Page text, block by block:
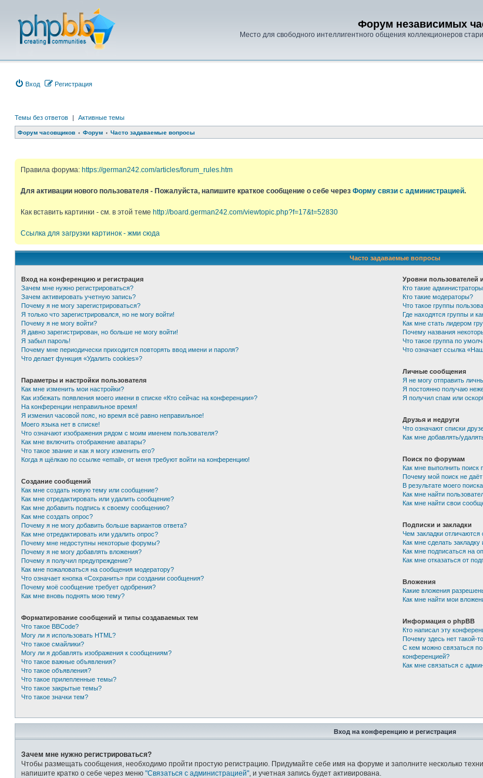
Форум независимых
Место для свободного интеллигентного общения коллекционеров
Вход Регистрация
Темы без ответов | Активные темы
Форум часовщиков Форум Часто задаваемые вопросы
Правила форума: https://german242.com/articles/forum_rules.htm
Для активации нового пользователя - Пожалуйста, напишите краткое сообщение о себе через Форму связи с администрацией.
Как вставить картинки - см. в этой теме http://board.german242.com/viewtopic.php?f=17&t=52830
Ссылка для загрузки картинок - жми сюда
Часто задаваемые вопросы
Вход на конференцию и регистрация
Зачем мне нужно регистрироваться?
Зачем активировать учетную запись?
Почему я не могу зарегистрироваться?
Я только что зарегистрировался, но не могу войти!
Почему я не могу войти?
Я давно зарегистрирован, но больше не могу войти!
Я забыл пароль!
Почему мне периодически приходится повторять ввод имени и пароля?
Что делает функция «Удалить cookies»?
Параметры и настройки пользователя
Как мне изменить мои настройки?
Как избежать появления моего имени в списке «Кто сейчас на конференции»?
На конференции неправильное время!
Я изменил часовой пояс, но время всё равно неправильное!
Моего языка нет в списке!
Что означают изображения рядом с моим именем пользователя?
Как мне включить отображение аватары?
Что такое звание и как я могу изменить его?
Когда я щёлкаю по ссылке «email», от меня требуют войти на конференцию!
Создание сообщений
Как мне создать новую тему или сообщение?
Как мне отредактировать или удалить сообщение?
Как мне добавить подпись к своему сообщению?
Как мне создать опрос?
Почему я не могу добавить больше вариантов ответа?
Как мне отредактировать или удалить опрос?
Почему мне недоступны некоторые форумы?
Почему я не могу добавлять вложения?
Почему я получил предупреждение?
Как мне пожаловаться на сообщения модератору?
Что означает кнопка «Сохранить» при создании сообщения?
Почему моё сообщение требует одобрения?
Как мне вновь поднять мою тему?
Форматирование сообщений и типы создаваемых тем
Что такое BBCode?
Могу ли я использовать HTML?
Что такое смайлики?
Могу ли я добавлять изображения к сообщениям?
Что такое важные объявления?
Что такое объявления?
Что такое прилепленные темы?
Что такое закрытые темы?
Что такое значки тем?
Уровни пользователей
Кто такие
Кто такие модераторы?
Что такое группы
Где находятся группы и
Как мне стать лидером
Почему названия
Что такое группа по
Что означает ссылка
Личные сообщения
Я не могу отправить
Я постоянно получаю
Я получил спам или
Друзья и недруги
Что означают списки
Как мне добавлять/
Поиск по форумам
Как мне выполнить
Почему мой поиск не даёт
В результате моего
Как мне найти
Как мне найти свои
Подписки и закладки
Чем закладки отличаются
Как мне сделать
Как мне подписаться на
Как мне отказаться от
Вложения
Какие вложения
Как мне найти мои
Информация о phpBB
Кто написал эту
Почему здесь нет такой-
С кем можно связаться по
конференцией?
Как мне связаться с
Вход на конференцию и регистрация
Зачем мне нужно регистрироваться?
Чтобы размещать сообщения, необходимо пройти простую регистрацию. Придумайте себе имя на форуме и заполните несколько
напишите кратко о себе через меню "Связаться с администрацией" , и учетная запись будет активирована.